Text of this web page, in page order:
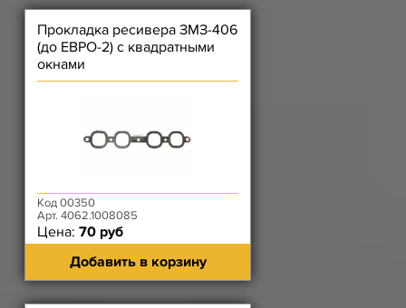
Прокладка ресивера ЗМЗ-406
(до ЕВРО-2) с квадратными
окнами
Код 00350
Арт. 4062.1008085
Цена: 70 руб
Добавить в корзину